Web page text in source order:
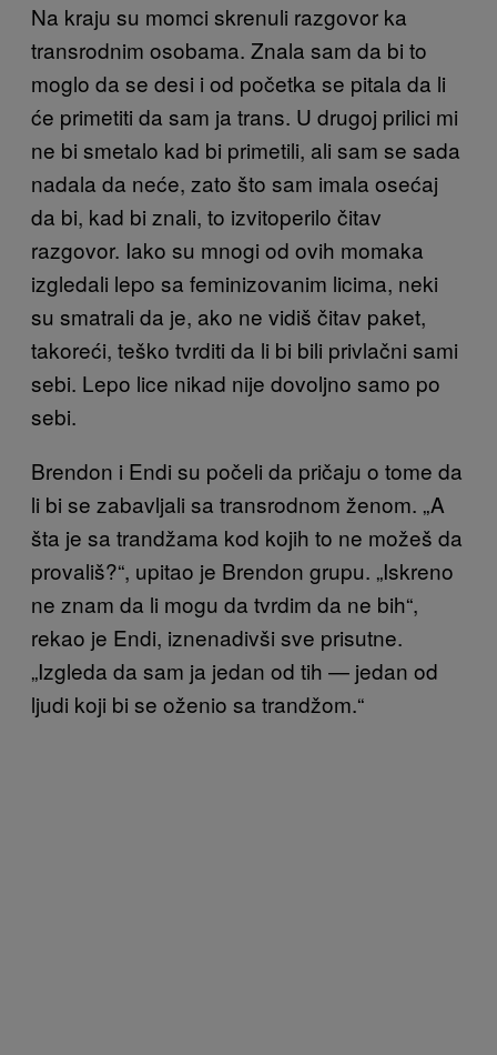
Na kraju su momci skrenuli razgovor ka
transrodnim osobama. Znala sam da bi to
moglo da se desi i od početka se pitala da li
će primetiti da sam ja trans. U drugoj prilici mi
ne bi smetalo kad bi primetili, ali sam se sada
nadala da neće, zato što sam imala osećaj
da bi, kad bi znali, to izvitoperilo čitav
razgovor. Iako su mnogi od ovih momaka
izgledali lepo sa feminizovanim licima, neki
su smatrali da je, ako ne vidiš čitav paket,
takoreći, teško tvrditi da li bi bili privlačni sami
sebi. Lepo lice nikad nije dovoljno samo po
sebi.
Brendon i Endi su počeli da pričaju o tome da
li bi se zabavljali sa transrodnom ženom. „A
šta je sa trandžama kod kojih to ne možeš da
provališ?“, upitao je Brendon grupu. „Iskreno
ne znam da li mogu da tvrdim da ne bih“,
rekao je Endi, iznenadivši sve prisutne.
„Izgleda da sam ja jedan od tih — jedan od
ljudi koji bi se oženio sa trandžom.“